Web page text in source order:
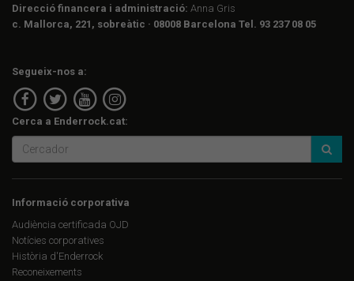
Direcció financera i administració: Anna Gris
c. Mallorca, 221, sobreàtic · 08008 Barcelona Tel. 93 237 08 05
Segueix-nos a:
Cerca a Enderrock.cat:
Informació corporativa
Audiència certificada OJD
Notícies corporatives
Història d'Enderrock
Reconeixements